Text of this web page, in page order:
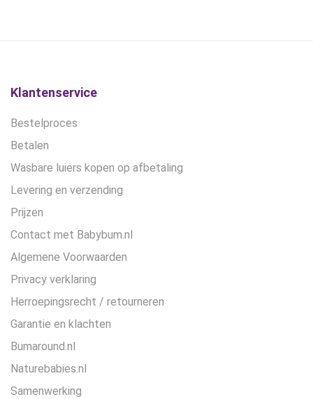
Klantenservice
Bestelproces
Betalen
Wasbare luiers kopen op afbetaling
Levering en verzending
Prijzen
Contact met Babybum.nl
Algemene Voorwaarden
Privacy verklaring
Herroepingsrecht / retourneren
Garantie en klachten
Bumaround.nl
Naturebabies.nl
Samenwerking